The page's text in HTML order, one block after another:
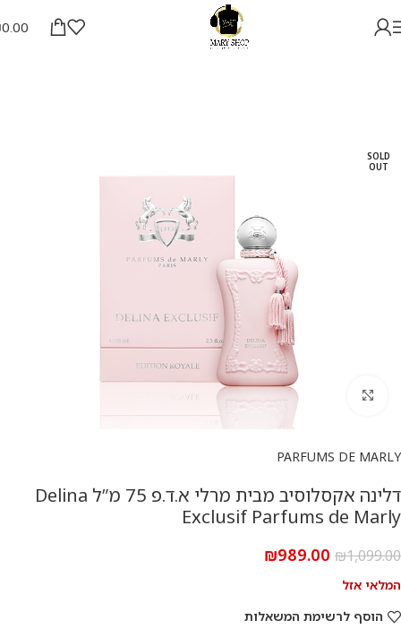
0.00
SOLD
OUT
להגדלת התמונה
PARFUMS DE MARLY
דלינה אקסלוסיב מבית מרלי א.ד.פ 75 מ”ל Delina
Exclusif Parfums de Marly
₪1,099.00
₪989.00
המלאי אזל
הוסף לרשימת המשאלות